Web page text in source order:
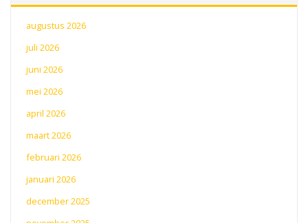
augustus 2026
juli 2026
juni 2026
mei 2026
april 2026
maart 2026
februari 2026
januari 2026
december 2025